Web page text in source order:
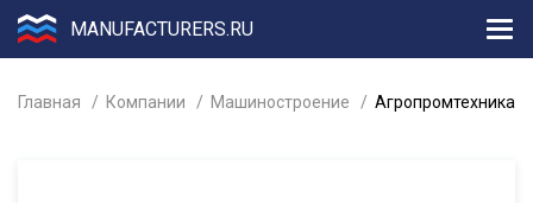
MANUFACTURERS.RU
Главная Компании Машиностроение Агропромтехника